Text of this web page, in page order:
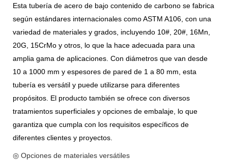
Esta tubería de acero de bajo contenido de carbono se fabrica
según estándares internacionales como ASTM A106, con una
variedad de materiales y grados, incluyendo 10#, 20#, 16Mn,
20G, 15CrMo y otros, lo que la hace adecuada para una
amplia gama de aplicaciones. Con diámetros que van desde
10 a 1000 mm y espesores de pared de 1 a 80 mm, esta
tubería es versátil y puede utilizarse para diferentes
propósitos. El producto también se ofrece con diversos
tratamientos superficiales y opciones de embalaje, lo que
garantiza que cumpla con los requisitos específicos de
diferentes clientes y proyectos.
◎ Opciones de materiales versátiles